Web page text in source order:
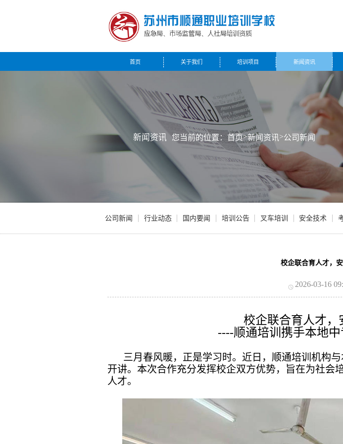
首页 关于我们 培训项目 新闻资讯
新闻资讯 您当前的位置：首页>新闻资讯>公司新闻
公司新闻 行业动态 国内要闻 培训公告 叉车培训 安全技术
校企联合育人才，
2026-03-16
校企联合育人才，
----顺通培训携手本地
三月春风暖，正是学习时。近日，顺通培训机构
开讲。本次合作充分发挥校企双方优势，旨在为社会
人才。